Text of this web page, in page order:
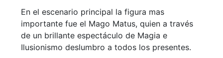
En el escenario principal la figura mas
importante fue el Mago Matus, quien a través
de un brillante espectáculo de Magia e
Ilusionismo deslumbro a todos los presentes.